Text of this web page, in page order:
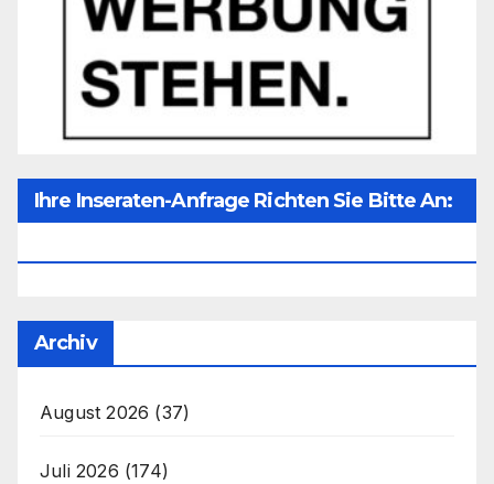
Ihre Inseraten-Anfrage Richten Sie Bitte An:
Archiv
August 2026 (37)
Juli 2026 (174)